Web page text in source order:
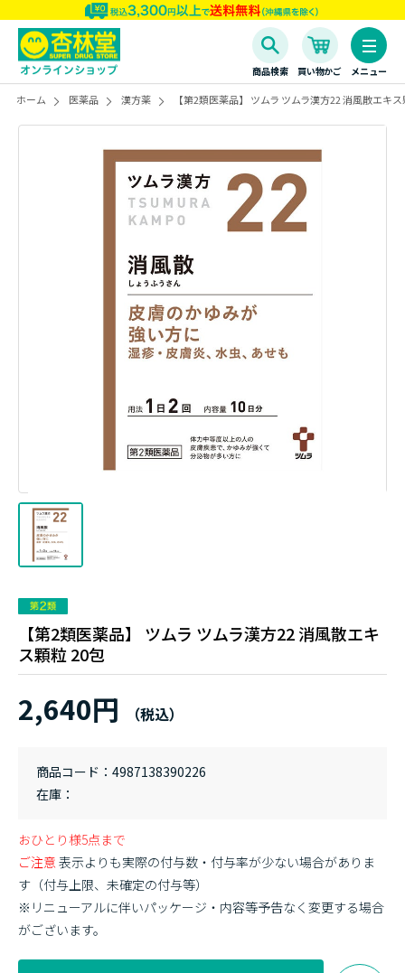
商品検索 買い物かご メニュー
ホーム 医薬品 漢方薬 【第2類医薬品】 ツムラ ツムラ漢方22 消風散エキ
【第2類医薬品】 ツムラ ツムラ漢方22 消風散エキ
ス顆粒 20包
2,640円
商品コード
4987138390226
在庫
おひとり様5点まで
ご注意 表示よりも実際の付与数・付与率が少ない場合がありま
す（付与上限、未確定の付与等）
※リニューアルに伴いパッケージ・内容等予告なく変更する場合
がございます。